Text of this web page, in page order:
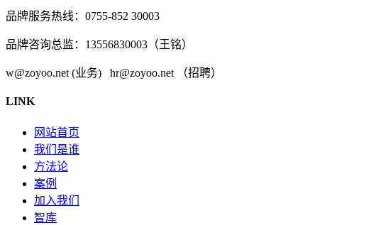
品牌服务热线：0755-852 30003
品牌咨询总监：13556830003（王铭）
w@zoyoo.net (业务) hr@zoyoo.net （招聘）
LINK
网站首页
我们是谁
方法论
案例
加入我们
智库